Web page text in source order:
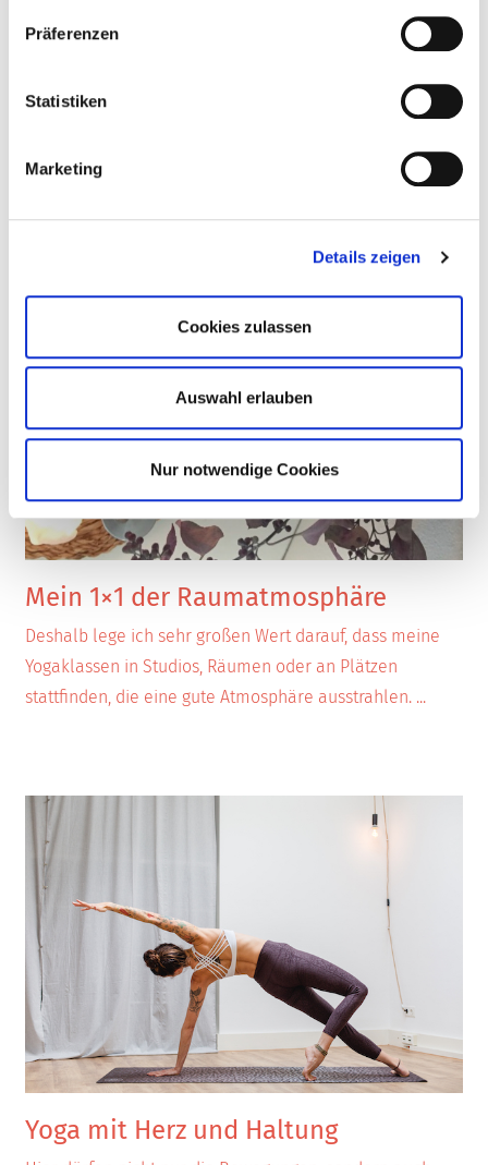
Präferenzen
Statistiken
Marketing
Details zeigen
Cookies zulassen
Auswahl erlauben
Nur notwendige Cookies
Mein 1×1 der Raumatmosphäre
Deshalb lege ich sehr großen Wert darauf, dass meine
Yogaklassen in Studios, Räumen oder an Plätzen
stattfinden, die eine gute Atmosphäre ausstrahlen. ...
Yoga mit Herz und Haltung